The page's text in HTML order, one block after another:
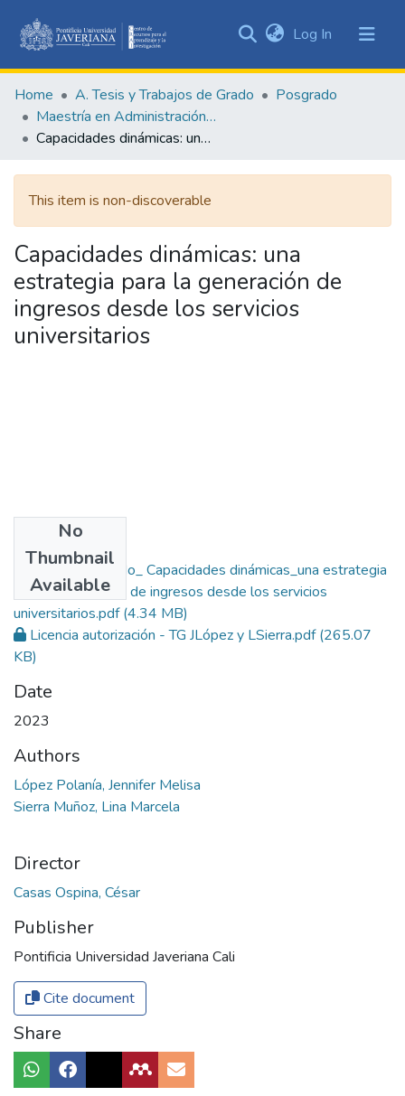
&
Collections
Statistics
Log In (current)
Home A. Tesis y Trabajos de Grado
Posgrado
Maestría en Administración de Empresas
Capacidades dinámicas: una estrategia para la generación de ingresos desde los servicios universitarios
This item is non-discoverable
Capacidades dinámicas: una
estrategia para la generación de
ingresos desde los servicios
universitarios
No
Thumbnail
Available
Trabajo de grado_ Capacidades dinámicas_una estrategia
para la generación de ingresos desde los servicios
universitarios.pdf(4.34 MB)
Licencia autorización - TG JLópez y LSierra.pdf(265.07
KB)
Date
2023
Authors
López Polanía, Jennifer Melisa
Sierra Muñoz, Lina Marcela
Director
Casas Ospina, César
Publisher
Pontificia Universidad Javeriana Cali
Cite document
Share